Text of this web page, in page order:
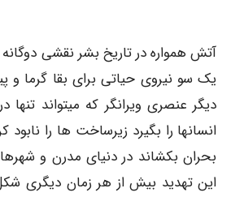
آتش همواره در تاریخ بشر نقشی دوگانه
یک سو نیروی حیاتی برای بقا گرما و
دیگر عنصری ویرانگر که میتواند تنها
انسانها را بگیرد زیرساخت ها را نابود
بحران بکشاند در دنیای مدرن و
این تهدید بیش از هر زمان دیگری